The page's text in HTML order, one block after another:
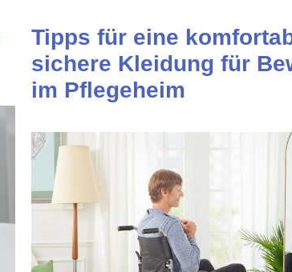
Tipps für eine
sichere Kleidung für
im Pflegeheim